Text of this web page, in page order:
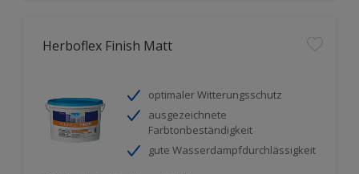
Herboflex Finish Matt
optimaler Witterungsschutz
ausgezeichnete
Farbtonbeständigkeit
gute Wasserdampfdurchlässigkeit